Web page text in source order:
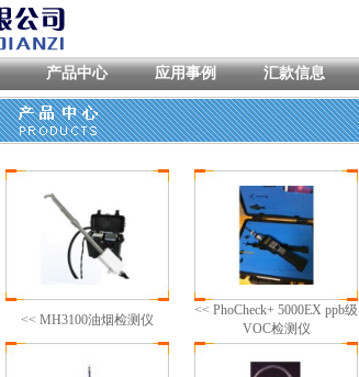
产品中心 应用事例 汇款信息
<< MH3100油烟检测仪
<< PhoCheck+ 5000EX ppb级
VOC检测仪